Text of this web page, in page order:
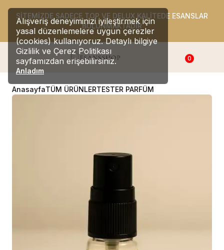
Alışveriş deneyiminizi iyileştirmek için
yasal düzenlemelere uygun çerezler
(cookies) kullanıyoruz. Detaylı bilgiye
Gizlilik ve Çerez Politikası
sayfamızdan erişebilirsiniz.
Anladım
SİTEMİZDE SADECE TOP VE DELUX KALİTEDE ESANSLAR
BULUNMAKTADIR
0
AnasayfaTÜM ÜRÜNLERTESTER PARFÜM